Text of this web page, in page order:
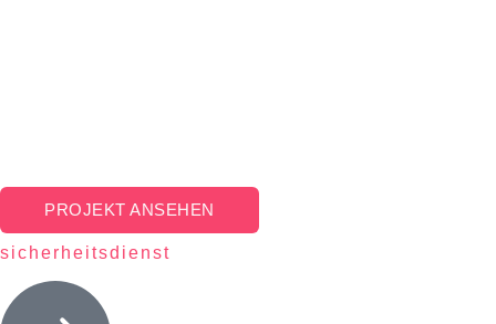
PROJEKT ANSEHEN
sicherheitsdienst